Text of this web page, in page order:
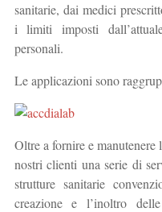
sanitarie, dai medici
i limiti imposti
personali.
Le applicazioni sono
Oltre a fornire e
nostri clienti una serie di
strutture sanitarie
creazione e l’inoltro